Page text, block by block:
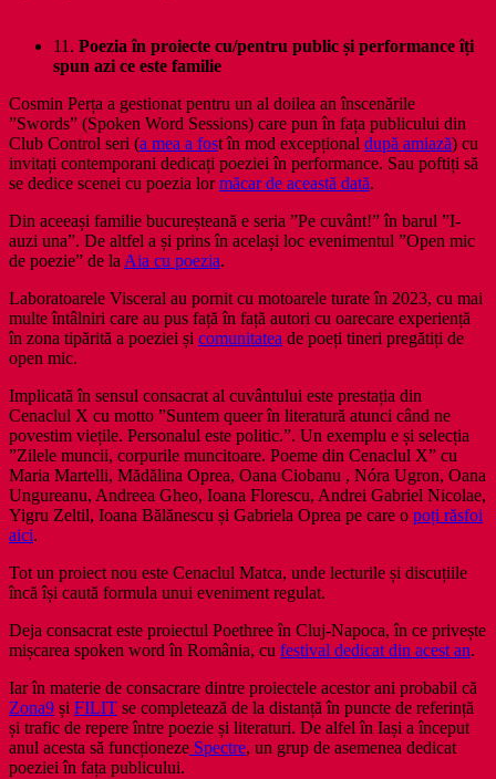
11. Poezia în proiecte cu/pentru public și performance îți
spun azi ce este familie
Cosmin Perța a gestionat pentru un al doilea an înscenările
”Swords” (Spoken Word Sessions) care pun în fața publicului din
Club Control seri (a mea a fost în mod excepțional după amiază) cu
invitați contemporani dedicați poeziei în performance. Sau poftiți să
se dedice scenei cu poezia lormăcar de această dată.
Din aceeași familie bucureșteană e seria ”Pe cuvânt!” în barul ”I-
auzi una”. De altfel a și prins în același loc evenimentul ”Open mic
de poezie” de la Aia cu poezia.
Laboratoarele Visceral au pornit cu motoarele turate în 2023, cu mai
multe întâlniri care au pus față în față autori cu oarecare experiență
în zona tipărită a poeziei și comunitatea de poeți tineri pregătiți de
open mic.
Implicată în sensul consacrat al cuvântului este prestația din
Cenaclul X cu motto ”Suntem queer în literatură atunci când ne
povestim viețile. Personalul este politic.”. Un exemplu e și selecția
”Zilele muncii, corpurile muncitoare. Poeme din Cenaclul X” cu
Maria Martelli, Mădălina Oprea, Oana Ciobanu , Nóra Ugron, Oana
Ungureanu, Andreea Gheo, Ioana Florescu, Andrei Gabriel Nicolae,
Yigru Zeltil, Ioana Bălănescu și Gabriela Oprea pe care o poți răsfoi
aici.
Tot un proiect nou este Cenaclul Matca, unde lecturile și discuțiile
încă își caută formula unui eveniment regulat.
Deja consacrat este proiectul Poethree în Cluj-Napoca, în ce privește
mișcarea spoken word în România, cu festival dedicat din acest an.
Iar în materie de consacrare dintre proiectele acestor ani probabil că
Zona9 și FILIT se completează de la distanță în puncte de referință
și trafic de repere între poezie și literaturi. De alfel în Iași a început
anul acesta să funcționeze Spectre, un grup de asemenea dedicat
poeziei în fața publicului.